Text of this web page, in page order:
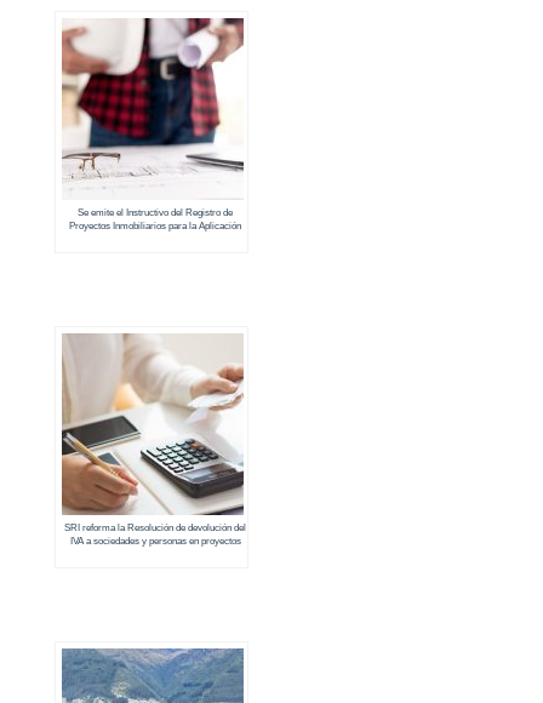
Se emite el Instructivo del Registro de
Proyectos Inmobiliarios para la Aplicación
SRI reforma la Resolución de devolución del
IVA a sociedades y personas en proyectos